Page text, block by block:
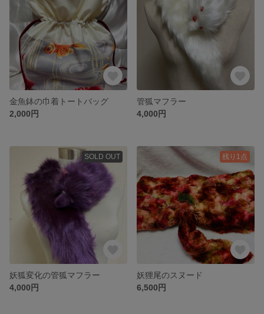
金魚鉢の巾着トートバッグ
2,000円
管狐マフラー
4,000円
SOLD OUT
妖狐変化の管狐マフラー
4,000円
残り1点
妖狸尾のスヌード
6,500円